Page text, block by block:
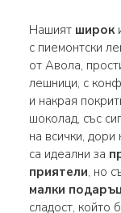
Нашият широк
с пиемонтски
от Авола,
лешници, с
и накрая
шоколад, със
на всички,
са идеални за
приятели, но
малки
сладост, който